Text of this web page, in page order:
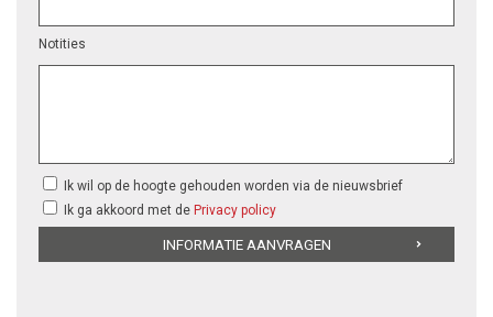
Notities
Ik wil op de hoogte gehouden worden via de nieuwsbrief
Ik ga akkoord met de Privacy policy